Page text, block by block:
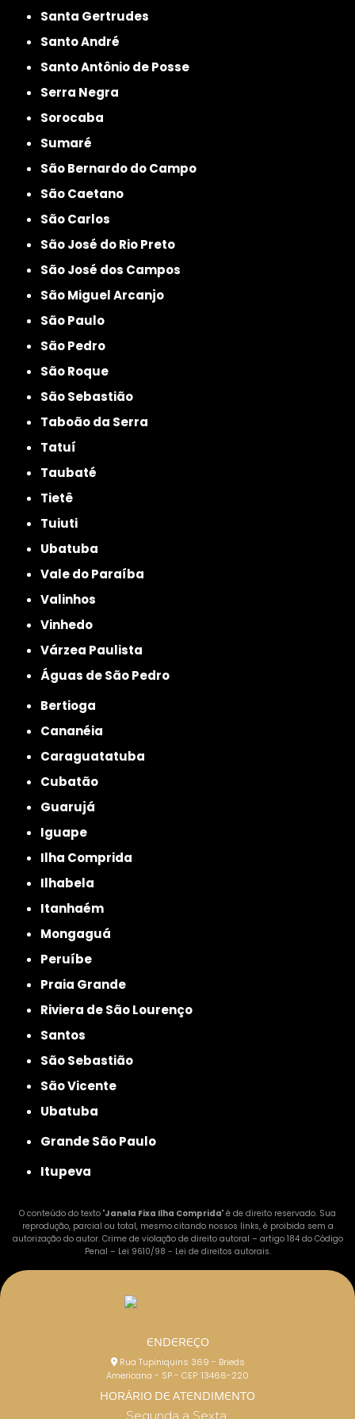
Santa Gertrudes
Santo André
Santo Antônio de Posse
Serra Negra
Sorocaba
Sumaré
São Bernardo do Campo
São Caetano
São Carlos
São José do Rio Preto
São José dos Campos
São Miguel Arcanjo
São Paulo
São Pedro
São Roque
São Sebastião
Taboão da Serra
Tatuí
Taubaté
Tietê
Tuiuti
Ubatuba
Vale do Paraíba
Valinhos
Vinhedo
Várzea Paulista
Águas de São Pedro
Bertioga
Cananéia
Caraguatatuba
Cubatão
Guarujá
Iguape
Ilha Comprida
Ilhabela
Itanhaém
Mongaguá
Peruíbe
Praia Grande
Riviera de São Lourenço
Santos
São Sebastião
São Vicente
Ubatuba
Grande São Paulo
Itupeva
O conteúdo do texto "Janela Fixa Ilha Comprida" é de direito reservado. Sua
reprodução, parcial ou total, mesmo citando nossos links, é proibida sem a
autorização do autor. Crime de violação de direito autoral – artigo 184 do Código
Penal – Lei 9610/98 - Lei de direitos autorais.
ENDEREÇO
Rua Tupiniquins 369 - Brieds
Americana - SP - CEP: 13466-220
HORÁRIO DE ATENDIMENTO
Segunda a Sexta: